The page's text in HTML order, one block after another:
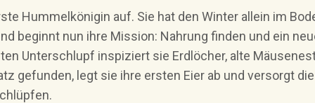
Hummelkönigin auf. Sie hat den Winter allein im
beginnt nun ihre Mission: Nahrung finden und ein
Unterschlupf inspiziert sie Erdlöcher, alte
gefunden, legt sie ihre ersten Eier ab und versorgt die